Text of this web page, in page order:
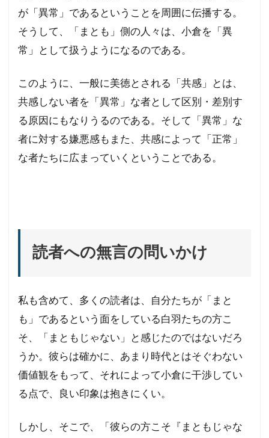
が「異常」であるということを周囲に伝播する。
そうして、「まとも」側の人々は、小倉を「異
常」として扱うようになるのである。
このように、一般に美徳とされる「共感」とは、
共感しない者を「異常」な者として区別・差別す
る原因にもなりうるのである。そして「異常」な
者に対する嫌悪感もまた、共感によって「正常」
な者たちに広まっていくということである。
読者への無言の問いかけ
私も含めて、多くの読者は、自分たちが「まと
も」であるという面をしている白羽たちの方こ
そ、「まともじゃない」と感じたのではないだろ
うか。彼らは確かに、あまり時代とはそぐわない
価値観をもって、それによって小倉に干渉してい
る点で、良い印象は抱きにくい。
しかし、そこで、「彼らの方こそ『まともじゃな